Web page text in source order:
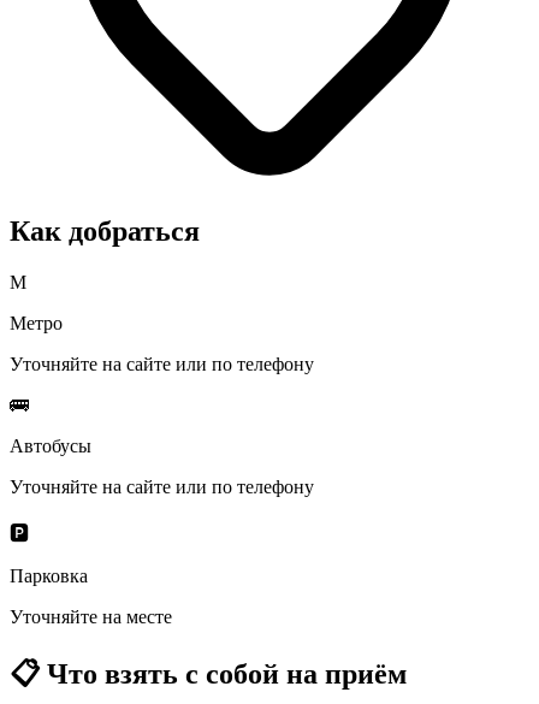
Как добраться
М
Метро
Уточняйте на сайте или по телефону
🚌
Автобусы
Уточняйте на сайте или по телефону
🅿️
Парковка
Уточняйте на месте
📋Что взять с собой на приём